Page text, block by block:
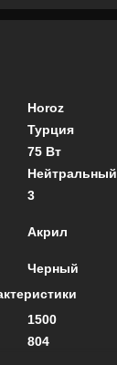
Horoz
Турция
75 Вт
Нейтральный
3
Акрил
Черный
1500
804